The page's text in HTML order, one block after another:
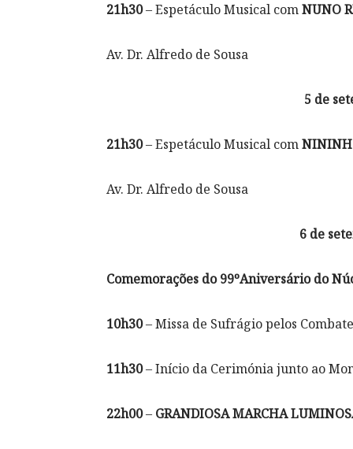
21h30– Espetáculo Musical comNUNO
Av. Dr. Alfredo de Sousa
5 de
21h30– Espetáculo Musical com
Av. Dr. Alfredo de Sousa
6 de
Comemorações do 99ºAniversário do
10h30– Missa de Sufrágio pelos
11h30– Início da Cerimónia junto ao
22h00– GRANDIOSA MARCHA